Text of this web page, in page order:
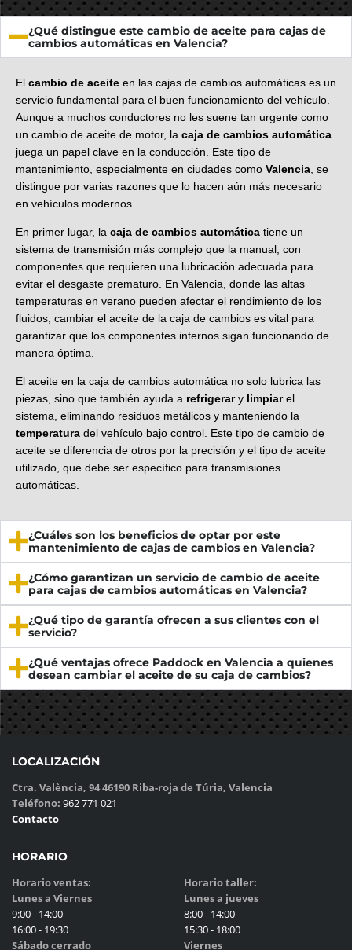
¿Qué distingue este cambio de aceite para cajas de
cambios automáticas en Valencia?
El cambio de aceite en las cajas de cambios automáticas es un
servicio fundamental para el buen funcionamiento del vehículo.
Aunque a muchos conductores no les suene tan urgente como
un cambio de aceite de motor, la caja de cambios automática
juega un papel clave en la conducción. Este tipo de
mantenimiento, especialmente en ciudades como Valencia , se
distingue por varias razones que lo hacen aún más necesario
en vehículos modernos.
En primer lugar, la caja de cambios automática tiene un
sistema de transmisión más complejo que la manual, con
componentes que requieren una lubricación adecuada para
evitar el desgaste prematuro. En Valencia, donde las altas
temperaturas en verano pueden afectar el rendimiento de los
fluidos, cambiar el aceite de la caja de cambios es vital para
garantizar que los componentes internos sigan funcionando de
manera óptima.
El aceite en la caja de cambios automática no solo lubrica las
piezas, sino que también ayuda a refrigerary limpiarel
sistema, eliminando residuos metálicos y manteniendo la
temperatura del vehículo bajo control. Este tipo de cambio de
aceite se diferencia de otros por la precisión y el tipo de aceite
utilizado, que debe ser específico para transmisiones
automáticas.
¿Cuáles son los beneficios de optar por este
mantenimiento de cajas de cambios en Valencia?
¿Cómo garantizan un servicio de cambio de aceite
para cajas de cambios automáticas en Valencia?
¿Qué tipo de garantía ofrecen a sus clientes con el
servicio?
¿Qué ventajas ofrece Paddock en Valencia a quienes
desean cambiar el aceite de su caja de cambios?
LOCALIZACIÓN
Ctra. València, 94 46190 Riba-roja de Túria, Valencia
Teléfono: 962 771 021
Contacto
HORARIO
Horario ventas:
Lunes a Viernes
9:00 - 14:00
16:00 - 19:30
Sábado cerrado
Horario taller:
Lunes a jueves
8:00 - 14:00
15:30 - 18:00
Viernes